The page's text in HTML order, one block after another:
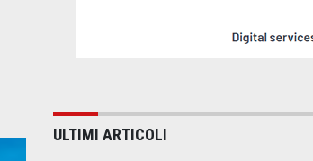
ULTIMI ARTICOLI